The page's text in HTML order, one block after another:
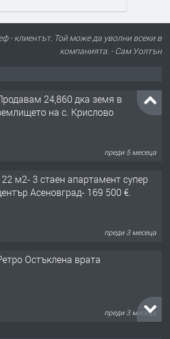
- клиентът. Той може да уволни всеки в
компанията. - Сам Уолтън
24,860 дка земя в
на с. Крислово
преди 5 месеца
м2- 3 стаен апартамент супер
Асеновград- 169 500 €.
преди 3 месеца
Остъклена врата
преди 3 месеца